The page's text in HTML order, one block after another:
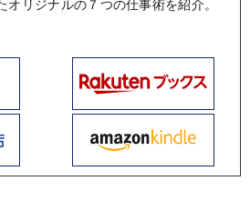
オリジナルの７つの仕事術を紹介。